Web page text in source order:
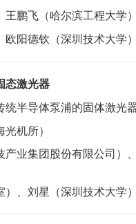
鹏飞（哈尔滨工程大学
阳德钦（深圳技术大学）
态激光器
半导体泵浦的固体激光
机所）
产业集团股份有限公司
、刘星（深圳技术大学）